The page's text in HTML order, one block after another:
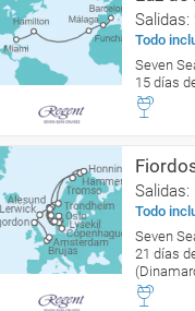
Todo
Seven
15 días
Salidas:
Todo
Seven
21 días